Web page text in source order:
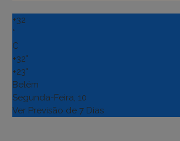
+32
°
C
+32°
+23°
Belém
Segunda-Feira, 10
Ver Previsão de 7 Dias